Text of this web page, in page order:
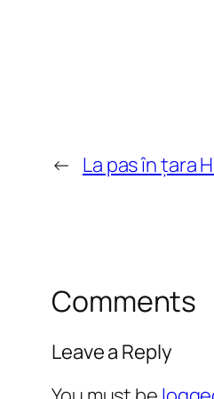
← La pas în țara
Comments
Leave a Reply